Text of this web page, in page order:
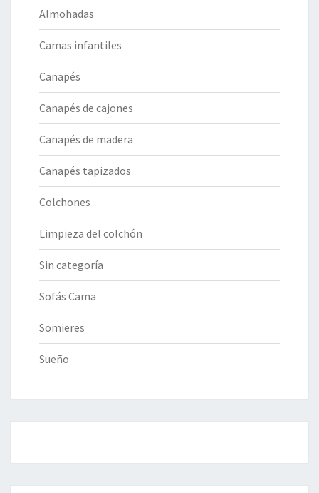
Almohadas
Camas infantiles
Canapés
Canapés de cajones
Canapés de madera
Canapés tapizados
Colchones
Limpieza del colchón
Sin categoría
Sofás Cama
Somieres
Sueño